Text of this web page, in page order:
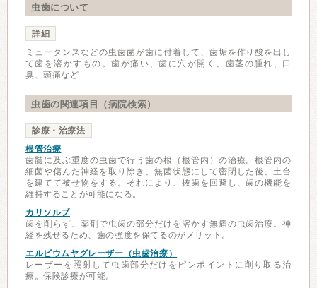
虫歯について
詳細
ミュータンスなどの虫歯菌が歯に付着して、歯垢を作り酸を出し
て歯を溶かすもの。歯が痛い、歯に穴が開く、歯茎の腫れ、口
臭、頭痛など
虫歯の関連項目（病院検索）
診療・治療法
根管治療
歯髄に及ぶ重度の虫歯で行う歯の根（根管内）の治療。根管内の
細菌や傷んだ神経を取り除き、無菌状態にして密閉した後、土台
を建てて被せ物をする。それにより、抜歯を回避し、歯の機能を
維持することが可能になる。
カリソルブ
歯を削らず、薬剤で虫歯の部分だけを溶かす無痛の虫歯治療。神
経を残せるため、歯の強度を保てるのがメリット。
エルビウムヤグレーザー（虫歯治療）
レーザーを照射して虫歯部分だけをピンポイントに削り取る治
療。保険診療が可能。